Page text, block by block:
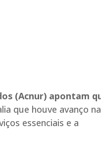
(Acnur) apontam
que houve avanço
essenciais e a